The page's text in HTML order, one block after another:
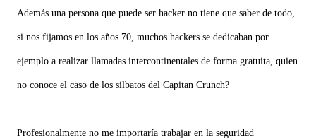
Además una persona que puede ser hacker no tiene que saber de todo,
si nos fijamos en los años 70, muchos hackers se dedicaban por
ejemplo a realizar llamadas intercontinentales de forma gratuita, quien
no conoce el caso de los silbatos del Capitan Crunch?
Profesionalmente no me importaría trabajar en la seguridad